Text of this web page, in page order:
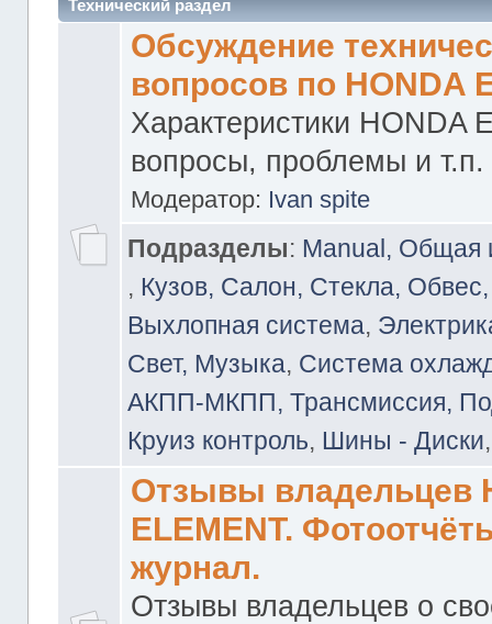
Технический раздел
Обсуждение
вопросов по HONDA
Характеристики HONDA
вопросы, проблемы и т.п.
Модератор: Ivan spite
Подразделы: Manual,
, Кузов, Салон, Стекла,
Выхлопная система,
Свет, Музыка, Система
АКПП-МКПП, Трансмиссия,
Круиз контроль, Шины - Диски
Отзывы владельцев
ELEMENT.
журнал.
Отзывы владельцев о